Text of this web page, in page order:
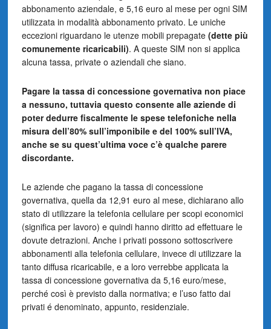
abbonamento aziendale, e 5,16 euro al mese per ogni SIM
utilizzata in modalità abbonamento privato. Le uniche
eccezioni riguardano le utenze mobili prepagate (dette più
comunemente ricaricabili). A queste SIM non si applica
alcuna tassa, private o aziendali che siano.
Pagare la tassa di concessione governativa non piace
a nessuno, tuttavia questo consente alle aziende di
poter dedurre fiscalmente le spese telefoniche nella
misura dell’80% sull’imponibile e del 100% sull’IVA,
anche se su quest’ultima voce c’è qualche parere
discordante.
Le aziende che pagano la tassa di concessione
governativa, quella da 12,91 euro al mese, dichiarano allo
stato di utilizzare la telefonia cellulare per scopi economici
(significa per lavoro) e quindi hanno diritto ad effettuare le
dovute detrazioni. Anche i privati possono sottoscrivere
abbonamenti alla telefonia cellulare, invece di utilizzare la
tanto diffusa ricaricabile, e a loro verrebbe applicata la
tassa di concessione governativa da 5,16 euro/mese,
perché così è previsto dalla normativa; e l’uso fatto dai
privati é denominato, appunto, residenziale.